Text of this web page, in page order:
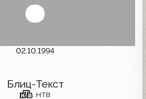
02.10.1994
Блиц-Текст
НТВ